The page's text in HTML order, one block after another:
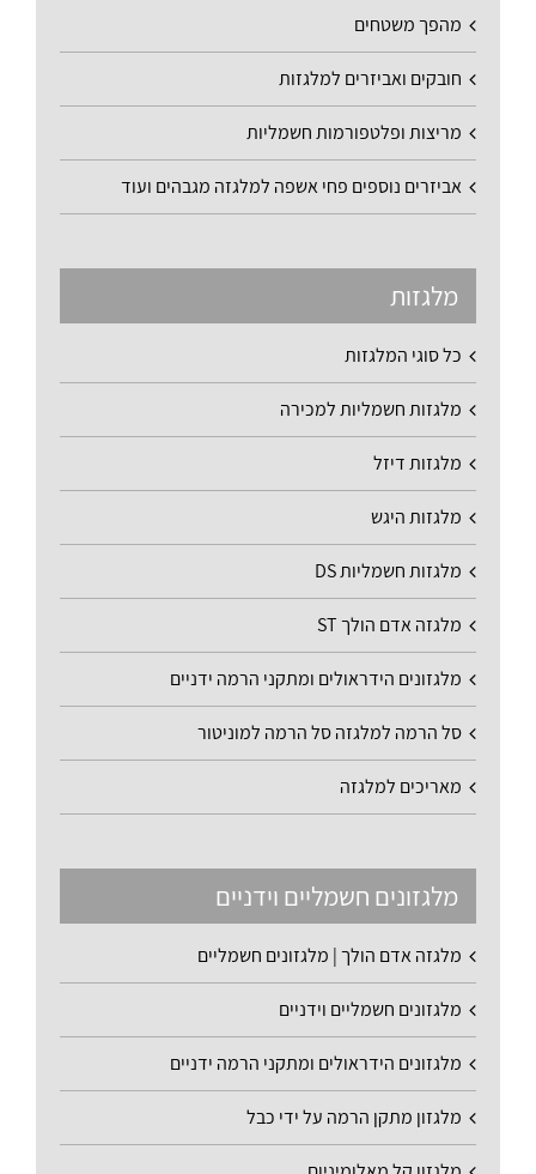
מהפך משטחים
חובקים ואביזרים למלגזות
מריצות ופלטפורמות חשמליות
אביזרים נוספים פחי אשפה למלגזה מגבהים ועוד
מלגזות
כל סוגי המלגזות
מלגזות חשמליות למכירה
מלגזות דיזל
מלגזות היגש
מלגזות חשמליות DS
מלגזה אדם הולך ST
מלגזונים הידראולים ומתקני הרמה ידניים
סל הרמה למלגזה סל הרמה למוניטור
מאריכים למלגזה
מלגזונים חשמליים וידניים
מלגזה אדם הולך | מלגזונים חשמליים
מלגזונים חשמליים וידניים
מלגזונים הידראולים ומתקני הרמה ידניים
מלגזון מתקן הרמה על ידי כבל